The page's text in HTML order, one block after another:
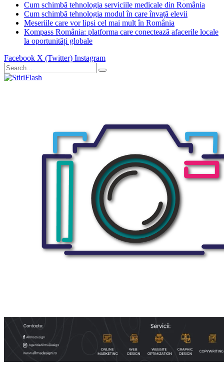
Cum schimbă tehnologia serviciile medicale din România
Cum schimbă tehnologia modul în care învață elevii
Meseriile care vor lipsi cel mai mult în România
Kompass România: platforma care conectează afacerile locale
la oportunități globale
Facebook X (Twitter) Instagram